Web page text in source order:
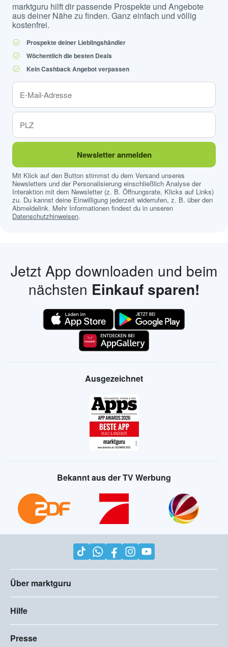
marktguru hilft dir passende Prospekte und Angebote
aus deiner Nähe zu finden. Ganz einfach und völlig
kostenfrei.
Prospekte deiner Lieblingshändler
Wöchentlich die besten Deals
Kein Cashback Angebot verpassen
Newsletter anmelden
Mit Klick auf den Button stimmst du dem Versand unseres
Newsletters und der Personalisierung einschließlich Analyse der
Interaktion mit dem Newsletter (z. B. Öffnungsrate, Klicks auf Links)
zu. Du kannst deine Einwilligung jederzeit widerrufen, z. B. über den
Abmeldelink. Mehr Informationen findest du in unseren
Datenschutzhinweisen.
Jetzt App downloaden und beim
nächsten Einkauf sparen!
Ausgezeichnet
Bekannt aus der TV Werbung
Über marktguru
Hilfe
Presse